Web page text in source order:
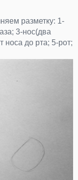
разметку: 1-
3-нос(два
носа до рта; 5-рот;